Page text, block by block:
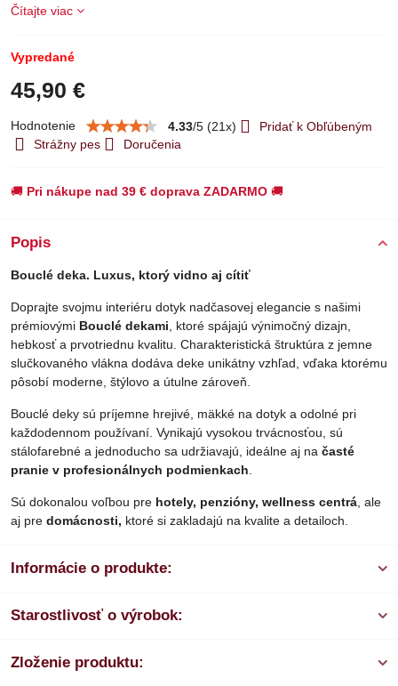
Čítajte viac
Vypredané
45,90 €
Hodnotenie 4.33/5 (21x)
Pridať k Obľúbeným
Strážny pes
Doručenia
🚚 Pri nákupe nad 39 € doprava ZADARMO 🚚
Popis
Bouclé deka. Luxus, ktorý vidno aj cítiť
Doprajte svojmu interiéru dotyk nadčasovej elegancie s našimi
prémiovými Bouclé dekami , ktoré spájajú výnimočný dizajn,
hebkosť a prvotriednu kvalitu. Charakteristická štruktúra z jemne
slučkovaného vlákna dodáva deke unikátny vzhľad, vďaka ktorému
pôsobí moderne, štýlovo a útulne zároveň.
Bouclé deky sú príjemne hrejivé, mäkké na dotyk a odolné pri
každodennom používaní. Vynikajú vysokou trvácnosťou, sú
stálofarebné a jednoducho sa udržiavajú, ideálne aj na časté
pranie v profesionálnych podmienkach
Sú dokonalou voľbou pre hotely, penzióny, wellness centrá , ale
aj pre domácnosti, ktoré si zakladajú na kvalite a detailoch.
Informácie o produkte:
Starostlivosť o výrobok:
Zloženie produktu: